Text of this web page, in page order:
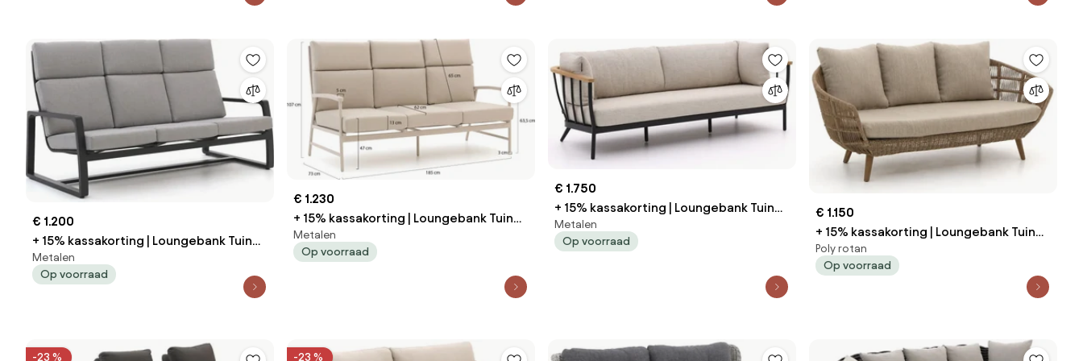
€ 1.200
+ 15% kassakorting | Loungebank Tuin
Manifesto | Aluminium | 3 personen |
Tuinbank Grijs | 191cm | Incl. kussens |
Metalen
Op voorraad
€ 1.230
+ 15% kassakorting | Loungebank Tuin
Bellagio | Aluminium | 3 personen |
Tuinbank Beige | 188cm | Kees Smit
Metalen
Op voorraad
€ 1.750
+ 15% kassakorting | Loungebank Tuin
Apple Bee | Aluminium | 3 personen |
Tuinbank Natural Teak/Beige/Zwart |
Metalen
Op voorraad
€ 1.150
+ 15% kassakorting | Loungebank Tuin
Intenso | Wicker (vlechtwerk) | 3
personen | Tuinbank Beige | 191cm | Incl.
Poly rotan
Op voorraad
-23 % -23 %